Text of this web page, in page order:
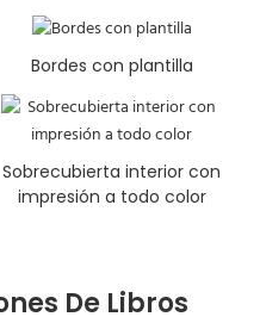
Bordes con plantilla
Sobrecubierta interior con
impresión a todo color
De Libros